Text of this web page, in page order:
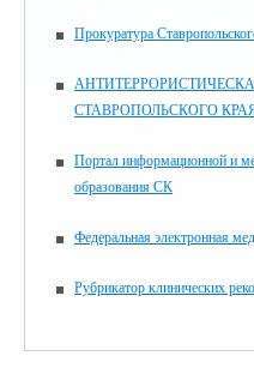
Прокуратура
СТАВРОПОЛЬСКОГО
Портал информационной и
образования СК
Федеральная электронная
Рубрикатор клинических